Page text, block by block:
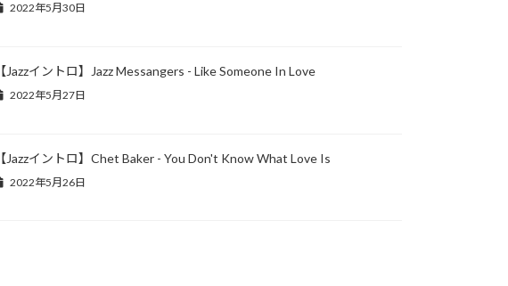
2022年5月30日
【Jazzイントロ】Jazz Messangers - Like Someone In Love
2022年5月27日
【Jazzイントロ】Chet Baker - You Don't Know What Love Is
2022年5月26日